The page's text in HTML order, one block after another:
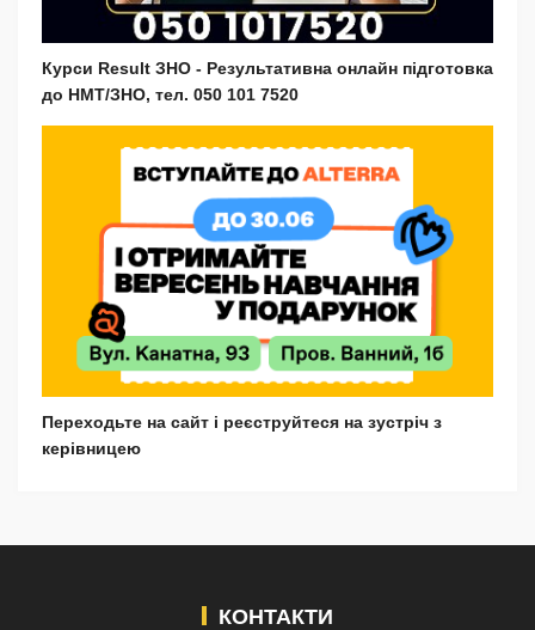
Курси Result ЗНО - Результативна онлайн підготовка
до НМТ/ЗНО, тел. 050 101 7520
Переходьте на сайт і реєструйтеся на зустріч з
керівницею
КОНТАКТИ